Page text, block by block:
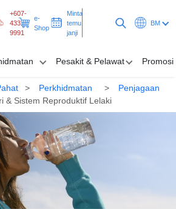
+607-
433
9991
e-
Shop
Minta
temu
janji
BM
Pesakit & Pelawat
Perkhidmatan
Penjagaan
& Sistem Reproduktif Lelaki